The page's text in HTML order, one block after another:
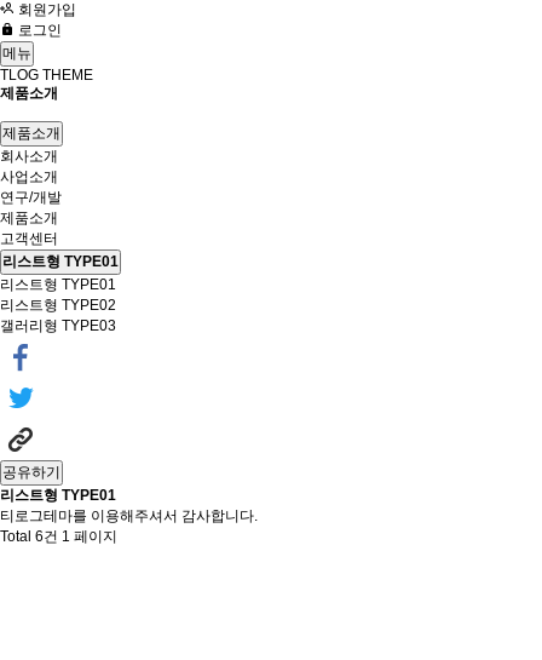
회원가입
로그인
메뉴
TLOG THEME
제품소개
제품소개
회사소개
사업소개
연구/개발
제품소개
고객센터
리스트형 TYPE01
리스트형 TYPE01
리스트형 TYPE02
갤러리형 TYPE03
공유하기
리스트형 TYPE01
티로그테마를 이용해주셔서 감사합니다.
Total 6건 1 페이지